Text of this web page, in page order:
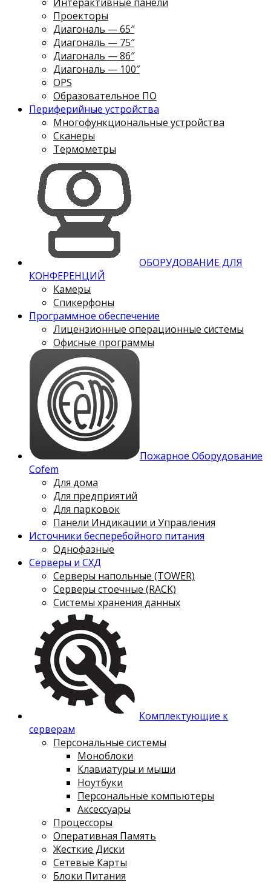
Проекторы
Диагональ — 65″
Диагональ — 75″
Диагональ — 86″
Диагональ — 100″
OPS
Образовательное ПО
Периферийные устройства
Многофункциональные устройства
Сканеры
Термометры
ОБОРУДОВАНИЕ ДЛЯ
КОНФЕРЕНЦИЙ
Камеры
Спикерфоны
Программное обеспечение
Лицензионные операционные системы
Офисные программы
Пожарное Оборудование
Cofem
Для дома
Для предприятий
Для парковок
Панели Индикации и Управления
Источники бесперебойного питания
Однофазные
Серверы и СХД
Серверы напольные (TOWER)
Серверы стоечные (RACK)
Системы хранения данных
Комплектующие к
серверам
Персональные системы
Моноблоки
Клавиатуры и мыши
Ноутбуки
Персональные компьютеры
Аксессуары
Процессоры
Оперативная Память
Жесткие Диски
Сетевые Карты
Блоки Питания